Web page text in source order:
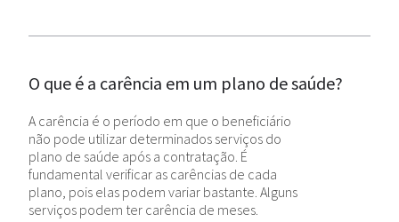
O que é a carência em um plano de saúde?
A carência é o período em que o beneficiário
não pode utilizar determinados serviços do
plano de saúde após a contratação. É
fundamental verificar as carências de cada
plano, pois elas podem variar bastante. Alguns
serviços podem ter carência de meses.